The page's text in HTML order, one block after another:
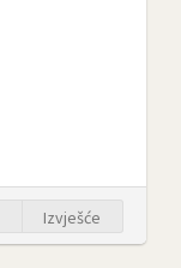
Izvješće